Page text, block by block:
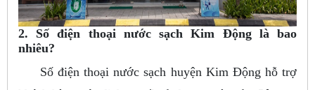
2. Số điện thoại nước sạch Kim Động là bao
nhiêu?
Số điện thoại nước sạch huyện Kim Động hỗ trợ